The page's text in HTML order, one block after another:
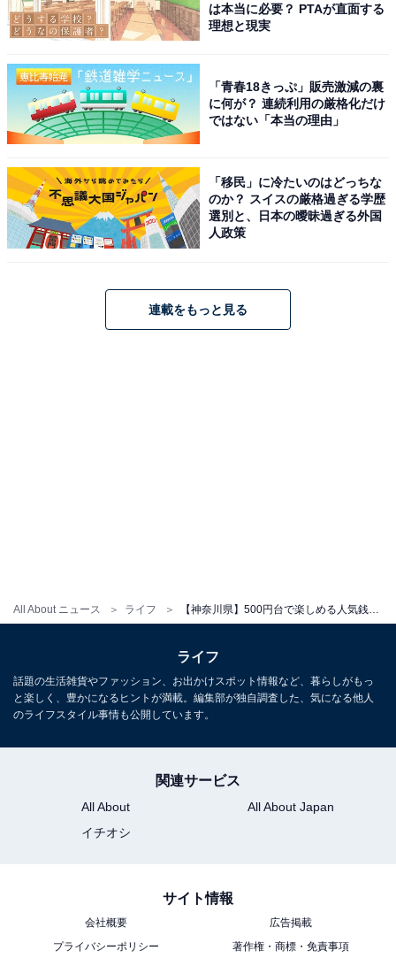
All About ニュース ライフ
「かまぶろ温泉」公式Webサイトより
保温効果が高い塩化物泉の天然温泉風呂・ゲルマニウム
温浴風呂・泡風呂などの多彩な湯船がそろい、韓国アカ
スリ・中国整体・タイ古式リラクゼーション・よもぎ蒸
しなど本格的なリラクゼーションメニューも充実してい
クな趣向も人気で、早朝6時から営業しています。平
日・土日祝ともに570円です。
※シャンプー、コンディショナー、ボディソープは浴室
平日：570円
土・日・祝：570円
宿泊：不可（営業時間は6:00〜24:00のため）
570円で楽しめる天然温泉と本格リラクゼー
は本当に必要？ PTAが直面する
理想と現実
「青春18きっぷ」販売激減の裏
に何が？ 連続利用の厳格化だけ
ではない「本当の理由」
「移民」に冷たいのはどっちな
のか？ スイスの厳格過ぎる学歴
選別と、日本の曖昧過ぎる外国
人政策
連載をもっと見る
ライフ
話題の生活雑貨やファッション、お出かけスポット情報など、暮らしがもっ
と楽しく、豊かになるヒントが満載。編集部が独自調査した、気になる他人
のライフスタイル事情も公開しています。
関連サービス
All About
All About Japan
イチオシ
サイト情報
会社概要
広告掲載
プライバシーポリシー
著作権・商標・免責事項